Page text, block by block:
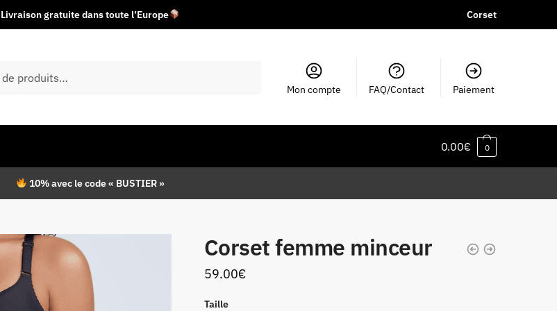
Livraison gratuite dans toute l’Europe Corset
Mon compte FAQ/Contact Paiement
0.00€ 0
10% avec le code « BUSTIER »
Corset femme minceur
59.00€
Taille